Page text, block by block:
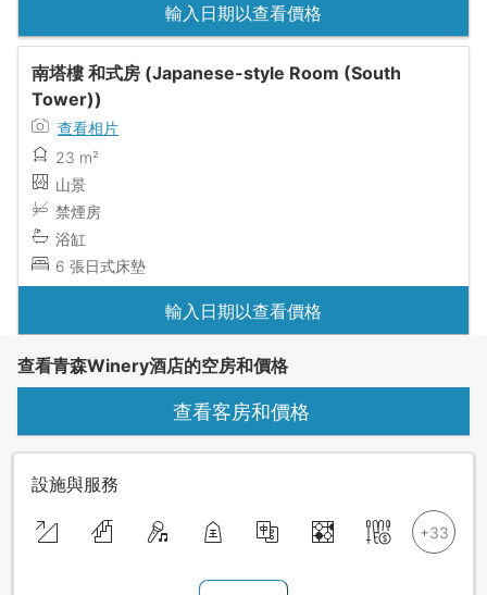
輸入日期以查看價格
南塔樓 和式房 (Japanese-style Room (South
Tower))
查看相片
23 m²
山景
禁煙房
浴缸
6 張日式床墊
輸入日期以查看價格
查看青森Winery酒店的空房和價格
查看客房和價格
設施與服務